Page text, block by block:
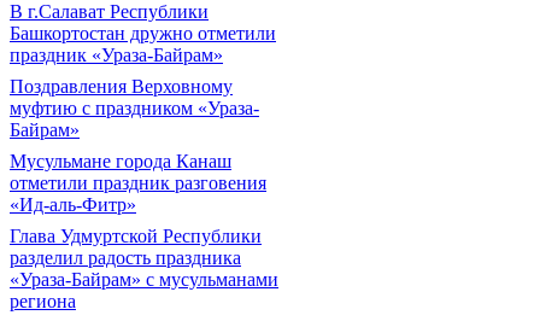
В г.Салават Республики
Башкортостан дружно отметили
праздник «Ураза-Байрам»
Поздравления Верховному
муфтию с праздником «Ураза-
Байрам»
Мусульмане города Канаш
отметили праздник разговения
«Ид-аль-Фитр»
Глава Удмуртской Республики
разделил радость праздника
«Ураза-Байрам» с мусульманами
региона